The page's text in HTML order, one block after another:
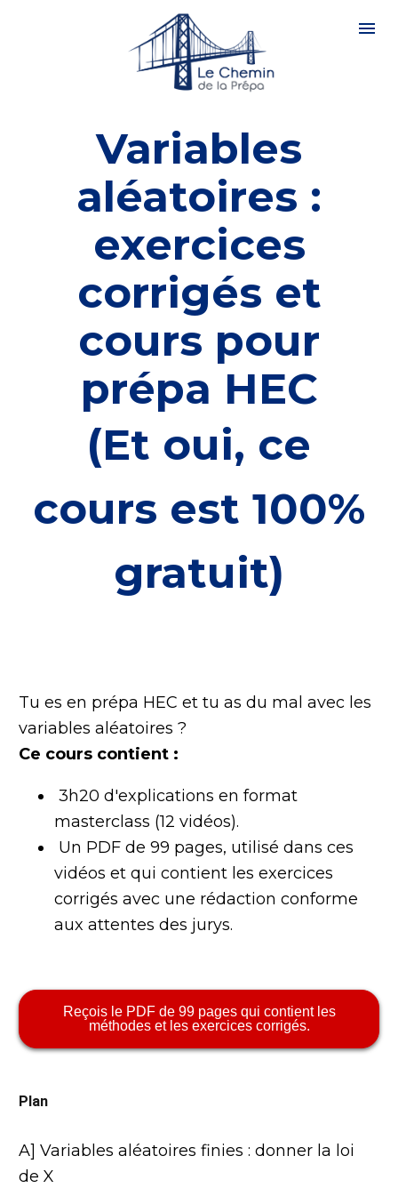
Variables
aléatoires :
exercices
corrigés et
cours pour
prépa HEC
(Et oui, ce
cours est 100%
gratuit)
Tu es en prépa HEC et tu as du mal avec les
variables aléatoires ?
Ce cours contient :
3h20 d'explications en format
masterclass (12 vidéos).
Un PDF de 99 pages, utilisé dans ces
vidéos et qui contient les exercices
corrigés avec une rédaction conforme
aux attentes des jurys.
Reçois le PDF de 99 pages qui contient les
méthodes et les exercices corrigés.
Plan
A] Variables aléatoires finies : donner la loi
de X